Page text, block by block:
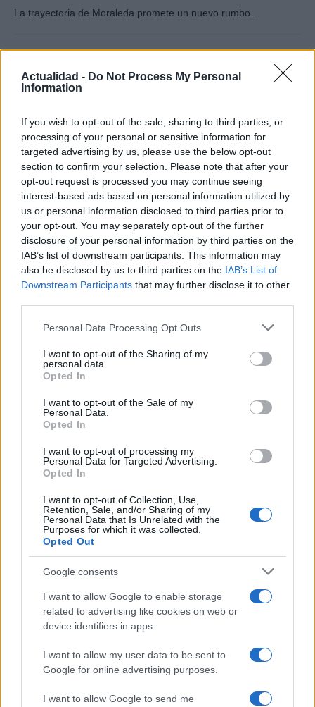
Actualidad - Do Not Process My Personal
Information
If you wish to opt-out of the sale, sharing to third parties, or
processing of your personal or sensitive information for
targeted advertising by us, please use the below opt-out
section to confirm your selection. Please note that after your
opt-out request is processed you may continue seeing
interest-based ads based on personal information utilized by
us or personal information disclosed to third parties prior to
your opt-out. You may separately opt-out of the further
disclosure of your personal information by third parties on the
IAB’s list of downstream participants. This information may
also be disclosed by us to third parties on the IAB’s List of
Downstream Participants that may further disclose it to other
Please note that this website/app uses one or more Google
not limited to your visit or usage behaviour. You may click to
grant or deny consent to Google and its third-party tags to
use your data for below specified purposes in below Google
consent section.
Personal Data Processing Opt Outs
I want to opt-out of the Sharing of my
personal data.
Opted In
I want to opt-out of the Sale of my
Personal Data.
Opted In
I want to opt-out of processing my
Personal Data for Targeted Advertising.
Opted In
I want to opt-out of Collection, Use,
Retention, Sale, and/or Sharing of my
Personal Data that Is Unrelated with the
Purposes for which it was collected.
Opted Out
Google consents
I want to allow Google to enable storage
related to advertising like cookies on web or
device identifiers in apps.
I want to allow my user data to be sent to
Google for online advertising purposes.
I want to allow Google to send me
La trayectoria de Moraleda promete un nuevo rumbo…
Nuevo giro en el caso Yéremi Vargas:
desvelan el informe forense
El ‘caso Yéremi Vargas’, el niño desaparecido en 2007…
Rioja finaliza con celebración
gastronómica
La Universidad de La Rioja despidió a 60…
CRÓNICA